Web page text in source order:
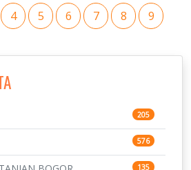
4 5 6 7 8
9
205
576
135